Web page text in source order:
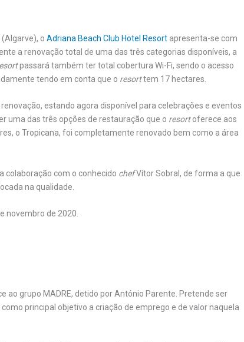
o Adriana Beach Club Hotel Resort apresenta-se com
a renovação total de uma das três categorias disponíveis, a
passará também ter total cobertura Wi-Fi, sendo o acesso
tendo em conta que o resorttem 17 hectares.
estando agora disponível para celebrações e eventos
uma das três opções de restauração que o resortoferece aos
o Tropicana, foi completamente renovado bem como a área
colaboração com o conhecido chefVítor Sobral, de forma a que
na qualidade.
novembro de 2020.
ao grupo MADRE, detido por António Parente. Pretende ser
principal objetivo a criação de emprego e de valor naquela